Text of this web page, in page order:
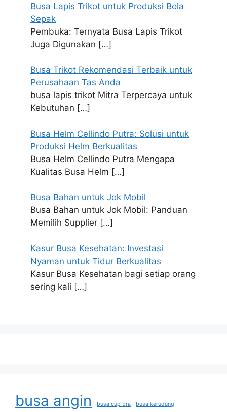
Busa Lapis Trikot untuk Produksi Bola
Sepak
Pembuka: Ternyata Busa Lapis Trikot
Juga Digunakan […]
Busa Trikot Rekomendasi Terbaik untuk
Perusahaan Tas Anda
busa lapis trikot Mitra Terpercaya untuk
Kebutuhan […]
Busa Helm Cellindo Putra: Solusi untuk
Produksi Helm Berkualitas
Busa Helm Cellindo Putra Mengapa
Kualitas Busa Helm […]
Busa Bahan untuk Jok Mobil
Busa Bahan untuk Jok Mobil: Panduan
Memilih Supplier […]
Kasur Busa Kesehatan: Investasi
Nyaman untuk Tidur Berkualitas
Kasur Busa Kesehatan bagi setiap orang
sering kali […]
busa angin busa cup bra busa kerudung